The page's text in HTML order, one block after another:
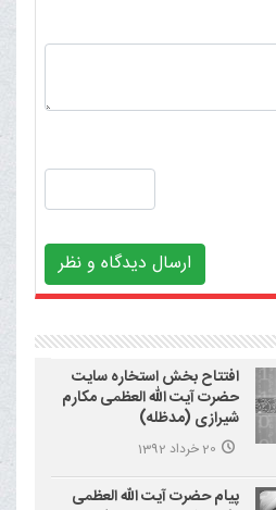
ارسال دیدگاه و نظر
افتتاح بخش استخاره سایت
حضرت آیت الله العظمی مکارم
شیرازی (مدظله)
20 خرداد 1392
پیام حضرت آیت الله العظمی